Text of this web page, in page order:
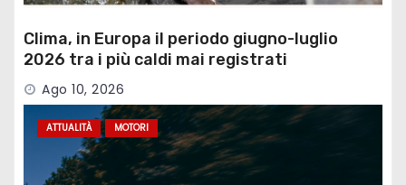
Clima, in Europa il periodo giugno-luglio
2026 tra i più caldi mai registrati
Ago 10, 2026
ATTUALITÀ MOTORI